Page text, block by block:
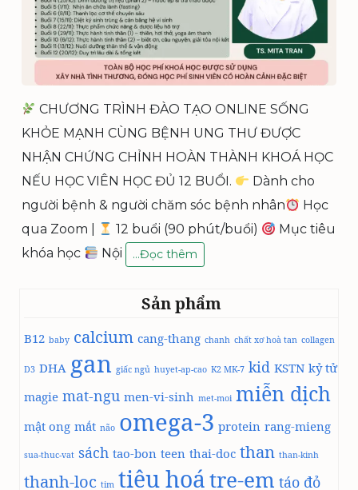
CHƯƠNG TRÌNH ĐÀO TẠO ONLINE SỐNG
KHỎE MẠNH CÙNG BỆNH UNG THƯ ĐƯỢC
NHẬN CHỨNG CHỈNH HOÀN THÀNH KHOÁ HỌC
NẾU HỌC VIÊN HỌC ĐỦ 12 BUỔI.
Dành cho
người bệnh & người chăm sóc bệnh nhân
Học
qua Zoom |
12 buổi (90 phút/buổi)
Mục tiêu
khóa học
Nội …K
h
á
ọ
S
N
G
H
O
Đọc thêm
Sản phẩm
B12 baby calcium cang-thang chanh chất xơ hoà tan collagen
D3 DHA gan giấc ngủ huyet-ap-cao K2 MK-7 kid KSTN kỷ tử
magie mat-ngu men-vi-sinh met-moi miễn dịch
mật ong mắt não omega-3 protein rang-mieng
sua-thuc-vat sách tao-bon teen thai-doc than than-kinh
thanh-loc tim tiêu hoátre-em táo đỏ